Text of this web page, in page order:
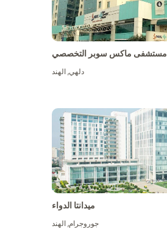
مستشفى ماكس سوبر التخصصي
دلهي,الهند
ميدانتا الدواء
جوروجرام,الهند